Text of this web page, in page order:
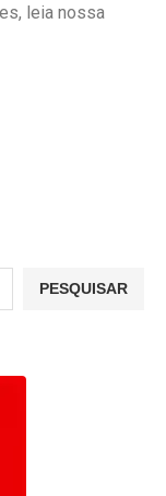
leia nossa
PESQUISAR